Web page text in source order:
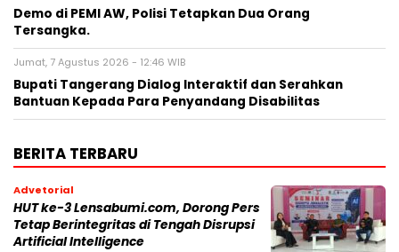
Demo di PEMI AW, Polisi Tetapkan Dua Orang
Tersangka.
Jumat, 7 Agustus 2026 - 12:46 WIB
Bupati Tangerang Dialog Interaktif dan Serahkan
Bantuan Kepada Para Penyandang Disabilitas
BERITA TERBARU
Advetorial
HUT ke-3 Lensabumi.com, Dorong Pers
Tetap Berintegritas di Tengah Disrupsi
Artificial Intelligence